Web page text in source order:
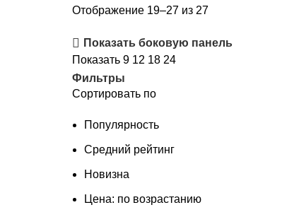
Отображение 19–27 из 27Сортировка:
рейтингу
Показать боковую панель
Показать 9 12 18 24
Фильтры
Сортировать по
Популярность
Средний рейтинг
Новизна
Цена: по возрастанию